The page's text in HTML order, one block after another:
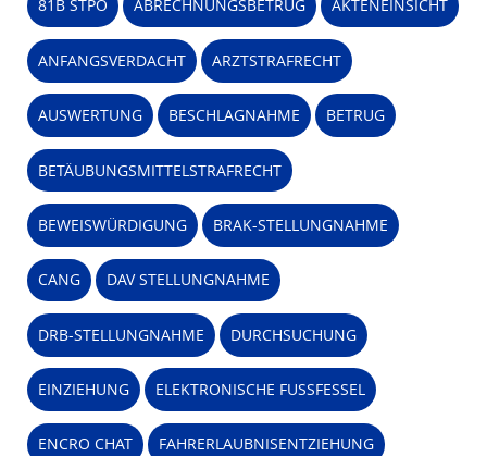
81B STPO ABRECHNUNGSBETRUG AKTENEINSICHT
ANFANGSVERDACHT ARZTSTRAFRECHT
AUSWERTUNG BESCHLAGNAHME BETRUG
BETÄUBUNGSMITTELSTRAFRECHT
BEWEISWÜRDIGUNG BRAK-STELLUNGNAHME
CANG DAV STELLUNGNAHME
DRB-STELLUNGNAHME DURCHSUCHUNG
EINZIEHUNG ELEKTRONISCHE FUSSFESSEL
ENCRO CHAT FAHRERLAUBNISENTZIEHUNG